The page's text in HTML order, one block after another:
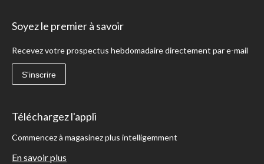
Soyez le premier à savoir
Recevez votre prospectus hebdomadaire directement par e-mail
S'inscrire
Téléchargez l'appli
Commencez à magasinez plus intelligemment
En savoir plus